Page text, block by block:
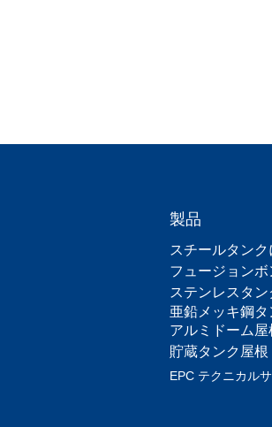
製品
スチールタン
フュージョン
ステンレスタン
亜鉛メッキ鋼タ
アルミドーム屋
貯蔵タンク屋根
EPC テクニカル